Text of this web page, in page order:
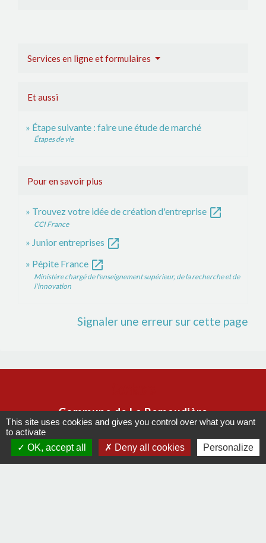
Services en ligne et formulaires
Et aussi
Étape suivante : faire une étude de marché
Étapes de vie
Pour en savoir plus
Trouvez votre idée de création d'entreprise open_in_new
CCI France
Junior entreprises open_in_new
Pépite France open_in_new
Ministère chargé de l'enseignement supérieur, de la recherche et de
l'innovation
Signaler une erreur sur cette page
Commune de La Remaudière
22, rue Olivier de Clisson
44430 La Remaudière - FRANCE
+33 2 40 33 72 30
This site uses cookies and gives you control over what you want
to activate
OK, accept all
Deny all cookies Personalize